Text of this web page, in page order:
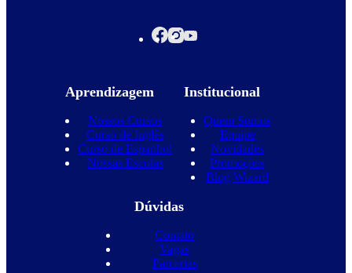
Aprendizagem
Nossos Cursos
Curso de Inglês
Curso de Espanhol
Nossas Escolas
Institucional
Quem Somos
Equipe
Novidades
Promoções
Blog Wizard
Dúvidas
Contato
Vagas
Parcerias